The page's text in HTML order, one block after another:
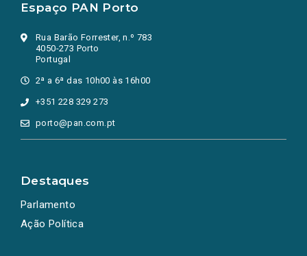
Espaço PAN Porto
Rua Barão Forrester, n.º 783
4050-273 Porto
Portugal
2ª a 6ª das 10h00 às 16h00
+351 228 329 273
porto@pan.com.pt
Destaques
Parlamento
Ação Política